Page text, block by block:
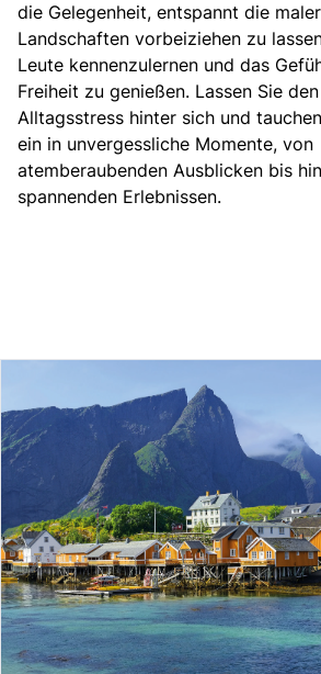
die Gelegenheit, entspannt die
Landschaften vorbeiziehen zu
Leute kennenzulernen und das
Freiheit zu genießen. Lassen Sie den
Alltagsstress hinter sich und
ein in unvergessliche Momente, von
atemberaubenden Ausblicken bis
spannenden Erlebnissen.